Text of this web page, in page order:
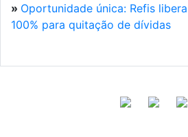
» Oportunidade única: Refis
100% para quitação de dívidas